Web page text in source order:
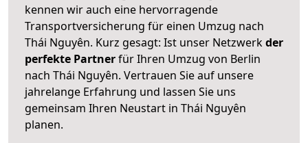
kennen wir auch eine hervorragende
Transportversicherung für einen Umzug nach
Thái Nguyên. Kurz gesagt: Ist unser Netzwerkder
perfekte Partnerfür Ihren Umzug von Berlin
nach Thái Nguyên. Vertrauen Sie auf unsere
jahrelange Erfahrung und lassen Sie uns
gemeinsam Ihren Neustart in Thái Nguyên
planen.